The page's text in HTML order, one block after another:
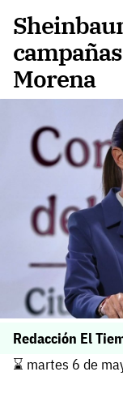
Morena
Redacción El
⌛️ martes 6 de